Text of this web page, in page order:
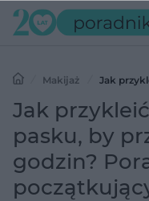
Makijaż
Jak
wiele godzin? Poradnik dla
Jak
pasku, by
godzin?